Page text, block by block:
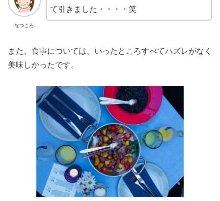
なつころ
て引きました・・・・笑
また、食事については、いったところすべてハズレがなく
美味しかったです。